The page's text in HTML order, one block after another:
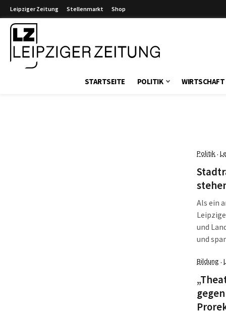
Leipziger Zeitung Stellenmarkt Shop
STARTSEITE POLITIK WIRTSCHAFT
Politik·
Als ein
und
und
die
Bildung ·